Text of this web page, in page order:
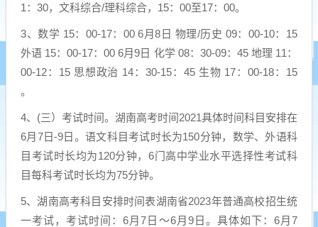
1：30，文科综合/理科综合，15：00至17：00。
3、数学 15：00-17：00 6月8日 物理/历史 09：00-10：15
外语 15：00-17：00 6月9日 化学 08：30-09：45 地理 11：
00-12：15 思想政治 14：30-15：45 生物 17：00-18：15
。
4、(三）考试时间。湖南高考时间2021具体时间科目安排在
6月7日-9日。语文科目考试时长为150分钟，数学、外语科
目考试时长均为120分钟，6门高中学业水平选择性考试科
目每科考试时长均为75分钟。
5、湖南高考科目安排时间表湖南省2023年普通高校招生统
一考试，考试时间：6月7日～6月9日。具体如下：6月7